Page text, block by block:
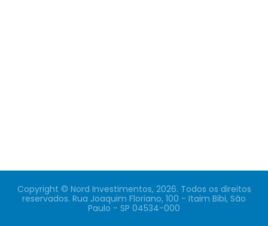
Copyright © Nord Investimentos, 2026. Todos os direitos
reservados. Rua Joaquim Floriano, 100 - Itaim Bibi, São
Paulo - SP 04534-000